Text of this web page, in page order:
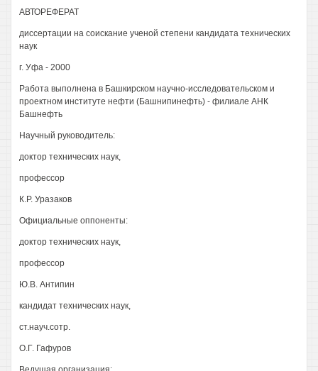
АВТОРЕФЕРАТ
диссертации на соискание ученой степени кандидата технических
наук
г. Уфа - 2000
Работа выполнена в Башкирском научно-исследовательском и
проектном институте нефти (Башнипинефть) - филиале АНК
Башнефть
Научный руководитель:
доктор технических наук,
профессор
К.Р. Уразаков
Официальные оппоненты:
доктор технических наук,
профессор
Ю.В. Антипин
кандидат технических наук,
ст.науч.сотр.
О.Г. Гафуров